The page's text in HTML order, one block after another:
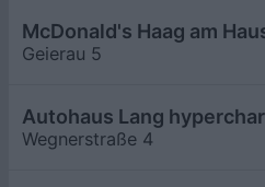
McDonald's Haag am
Geierau 5
Autohaus Lang
Wegnerstraße 4